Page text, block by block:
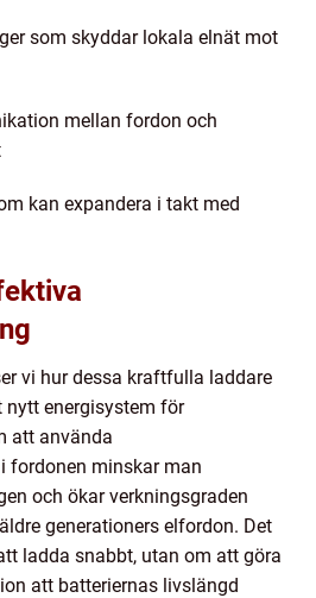
som skyddar lokala elnät mot
mellan fordon och
kan expandera i takt med
vi hur dessa kraftfulla laddare
nytt energisystem för
att använda
fordonen minskar man
och ökar verkningsgraden
generationers elfordon. Det
ladda snabbt, utan om att göra
att batteriernas livslängd